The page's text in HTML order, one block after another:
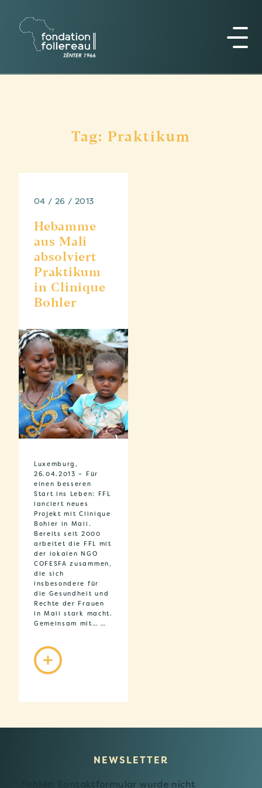
Tag: Praktikum
04 / 26 / 2013
Hebamme
aus Mali
absolviert
Praktikum
in Clinique
Bohler
Luxemburg,
26.04.2013 – Für
einen besseren
Start ins Leben: FFL
lanciert neues
Projekt mit Clinique
Bohler in Mali.
Bereits seit 2000
arbeitet die FFL mit
der lokalen NGO
COFESFA zusammen,
die sich
insbesondere für
die Gesundheit und
Rechte der Frauen
in Mali stark macht.
Gemeinsam mit… …
NEWSLETTER
Kontaktformular wurde nicht